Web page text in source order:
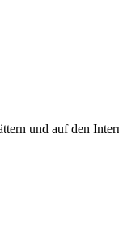
und auf den